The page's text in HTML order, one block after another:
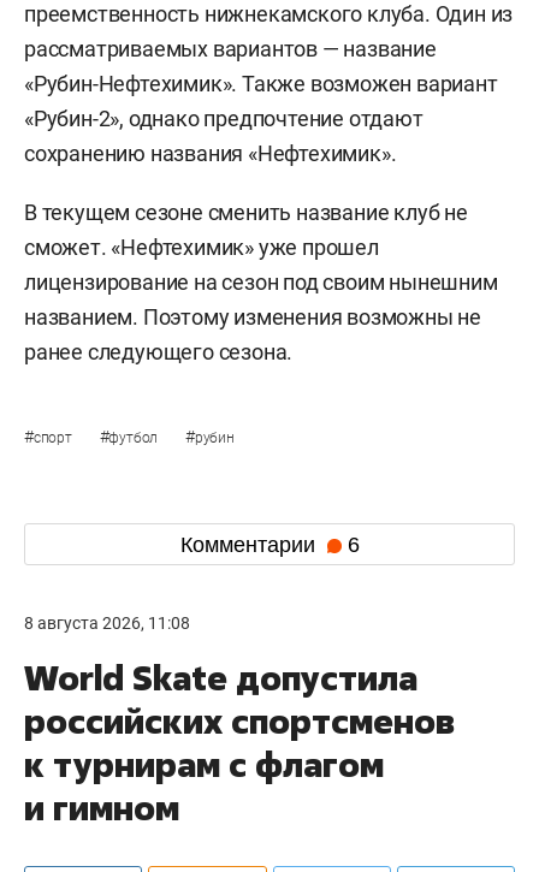
преемственность нижнекамского клуба. Один из
рассматриваемых вариантов — название
«Рубин-Нефтехимик». Также возможен вариант
«Рубин-2», однако предпочтение отдают
сохранению названия «Нефтехимик».
В текущем сезоне сменить название клуб не
сможет. «Нефтехимик» уже прошел
лицензирование на сезон под своим нынешним
названием. Поэтому изменения возможны не
ранее следующего сезона.
#спорт #футбол #рубин
Комментарии 6
8 августа 2026, 11:08
World Skate допустила
российских спортсменов
к турнирам с флагом
и гимном